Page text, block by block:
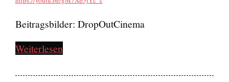
Beitragsbilder: DropOutCinema
Weiterlesen